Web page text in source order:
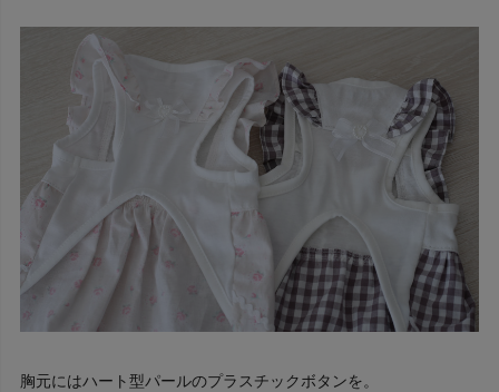
胸元にはハート型パールのプラスチックボタンを。